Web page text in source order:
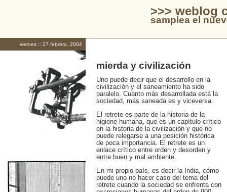
>>> weblog
samplea el
viernes :: 27 febrero, 2004
mierda y civilización
Uno puede decir que el desarrollo en la
civilización y el saneamiento ha sido
paralelo. Cuanto más desarrollada está la
sociedad, más saneada es y viceversa.
El retrete es parte de la historia de la
higiene humana, que es un capítulo crítico
en la historia de la civilización y que no
puede relegarse a una posición histórica
de poca importancia. El retrete es un
enlace crítico entre orden y desorden y
entre buen y mal ambiente.
En mi propio país, es decir la India, cómo
puede uno no hacer caso del tema del
retrete cuando la sociedad se enfrenta con